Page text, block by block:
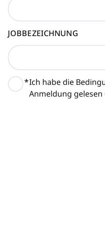
JOBBEZEICHNUNG
*Ich habe die
Anmeldung